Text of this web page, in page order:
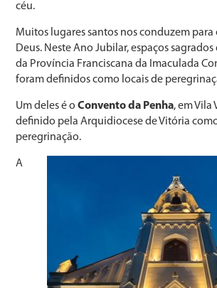
céu.
Muitos lugares santos nos conduzem
Deus. Neste Ano Jubilar, espaços
da Província Franciscana da Imaculada
foram definidos como locais de
Um deles é oConvento da Penha, em Vila
definido pela Arquidiocese de Vitória
peregrinação.
A